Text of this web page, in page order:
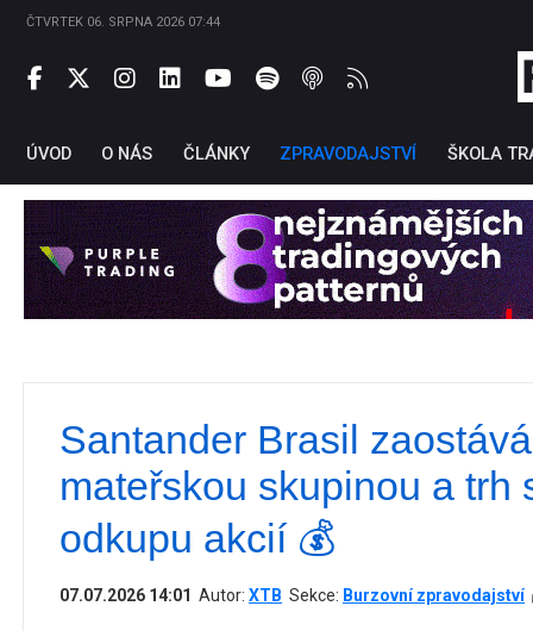
ČTVRTEK 06. SRPNA 2026 07:44
ÚVOD O NÁS ČLÁNKY ZPRAVODAJSTVÍ ŠKOLA
Santander Brasil
mateřskou skupinou a trh
odkupu akcií 💰
07.07.2026 14:01 Autor: XTB Sekce: Burzovní zpravodajství